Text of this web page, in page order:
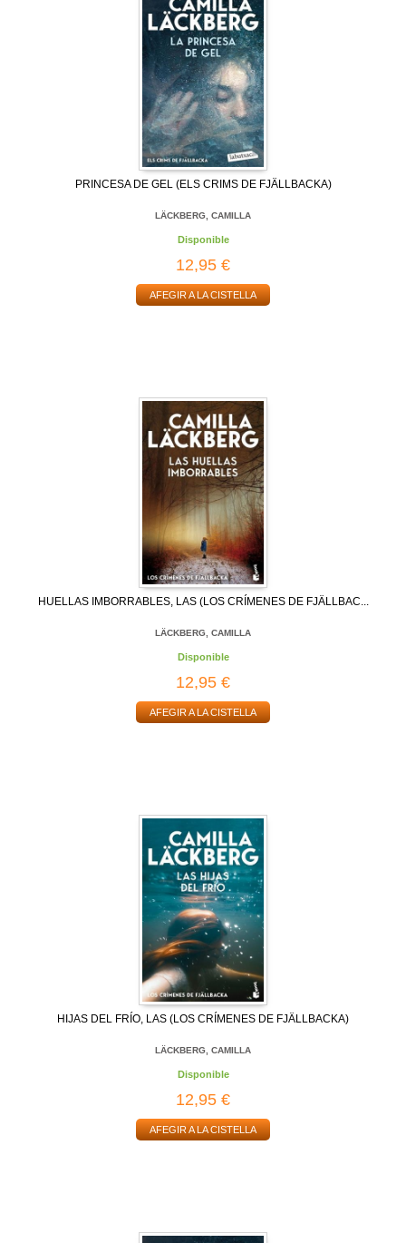
PRINCESA DE GEL (ELS CRIMS DE FJÄLLBACKA)
LÄCKBERG, CAMILLA
Disponible
12,95 €
AFEGIR A LA CISTELLA
HUELLAS IMBORRABLES, LAS (LOS CRÍMENES DE FJÄLLBAC...
LÄCKBERG, CAMILLA
Disponible
12,95 €
AFEGIR A LA CISTELLA
HIJAS DEL FRÍO, LAS (LOS CRÍMENES DE FJÄLLBACKA)
LÄCKBERG, CAMILLA
Disponible
12,95 €
AFEGIR A LA CISTELLA